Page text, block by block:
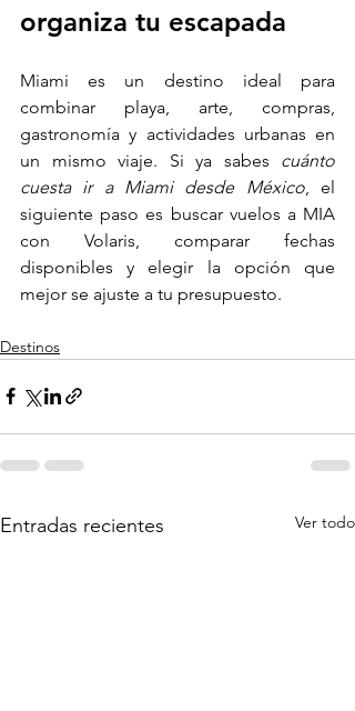
organiza tu escapada
Miami es un destino ideal para
combinar playa, arte, compras,
gastronomía y actividades urbanas en
un mismo viaje. Si ya sabes cuánto
cuesta ir a Miami desde México, el
siguiente paso es buscar vuelos a MIA
con Volaris, comparar fechas
disponibles y elegir la opción que
mejor se ajuste a tu presupuesto.
Destinos
Entradas recientes Ver todo